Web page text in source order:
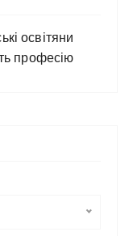
освітяни
професію